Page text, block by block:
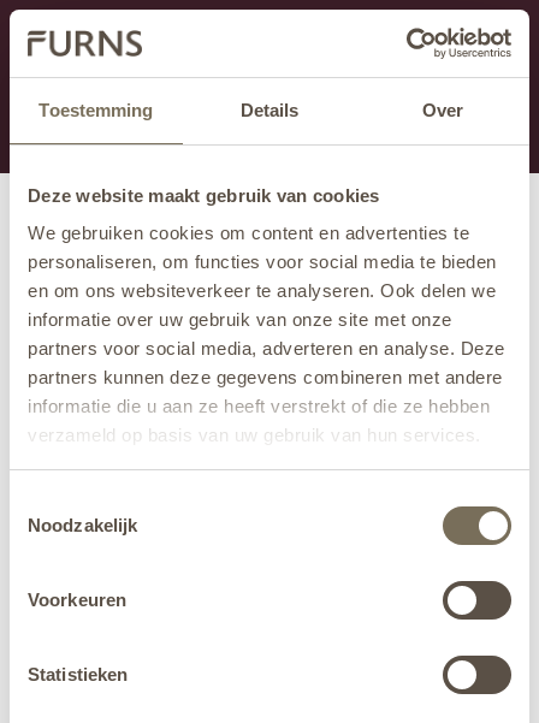
Toestemming Details Over
Deze website maakt gebruik van cookies
We gebruiken cookies om content en advertenties te
personaliseren, om functies voor social media te bieden
en om ons websiteverkeer te analyseren. Ook delen we
informatie over uw gebruik van onze site met onze
partners voor social media, adverteren en analyse. Deze
partners kunnen deze gegevens combineren met andere
informatie die u aan ze heeft verstrekt of die ze hebben
verzameld op basis van uw gebruik van hun services.
jehier.
Noodzakelijk
Voorkeuren
Statistieken
Dieser Abschnitt wird derzeit gewartet.
Wenn Sie Informationen vermissen, können Sie uns
unter +31 413 395 294 anrufen oder uns unter